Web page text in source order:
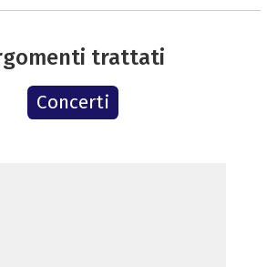
trattati
Concerti